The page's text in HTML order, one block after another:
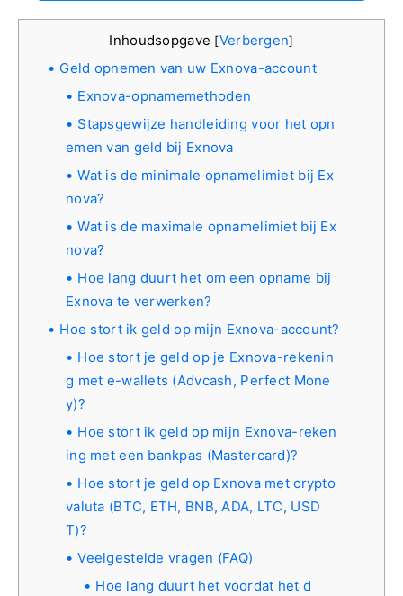
Inhoudsopgave [Verbergen]
Geld opnemen van uw Exnova-account
Exnova-opnamemethoden
Stapsgewijze handleiding voor het opn
emen van geld bij Exnova
Wat is de minimale opnamelimiet bij Ex
nova?
Wat is de maximale opnamelimiet bij Ex
nova?
Hoe lang duurt het om een ​​opname bij
Exnova te verwerken?
Hoe stort ik geld op mijn Exnova-account?
Hoe stort je geld op je Exnova-rekenin
g met e-wallets (Advcash, Perfect Mone
y)?
Hoe stort ik geld op mijn Exnova-reken
ing met een bankpas (Mastercard)?
Hoe stort je geld op Exnova met crypto
valuta (BTC, ETH, BNB, ADA, LTC, USD
T)?
Veelgestelde vragen (FAQ)
Hoe lang duurt het voordat het d